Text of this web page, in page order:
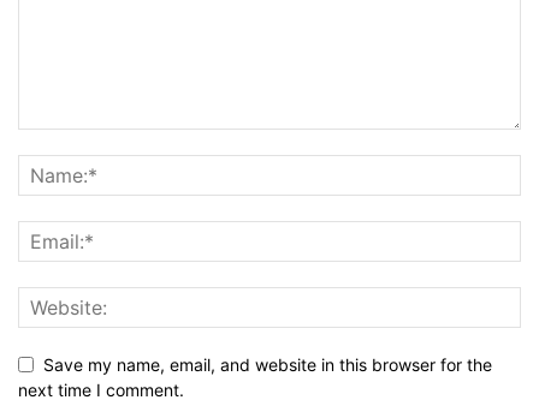
Save my name, email, and website in this browser for the
next time I comment.